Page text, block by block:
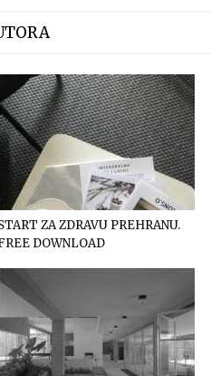
ZA ZDRAVU PREHRANU.
DOWNLOAD